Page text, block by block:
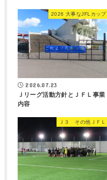
2026 大事なJFLカップ
2026.07.23
Ｊリーグ活動方針とＪＦＬ事業
内容
Ｊ３ その他ＪＦＬ